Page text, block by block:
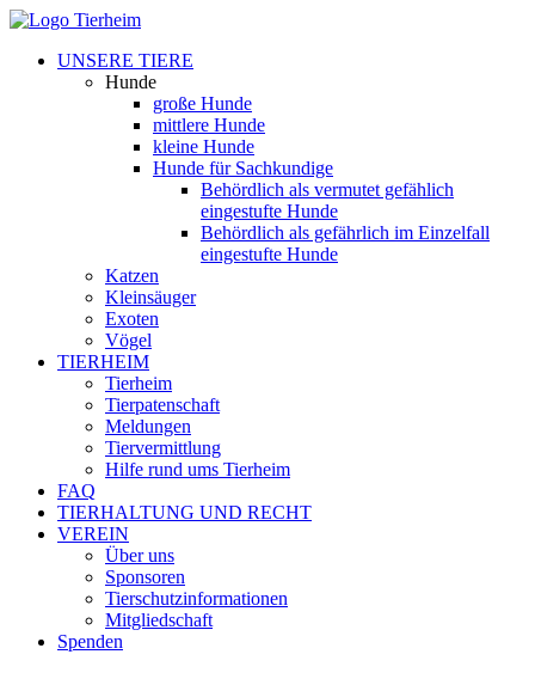
UNSERE TIERE
Hunde
große Hunde
mittlere Hunde
kleine Hunde
Hunde für Sachkundige
Behördlich als vermutet gefählich
eingestufte Hunde
Behördlich als gefährlich im Einzelfall
eingestufte Hunde
Katzen
Kleinsäuger
Exoten
Vögel
TIERHEIM
Tierheim
Tierpatenschaft
Meldungen
Tiervermittlung
Hilfe rund ums Tierheim
FAQ
TIERHALTUNG UND RECHT
VEREIN
Über uns
Sponsoren
Tierschutzinformationen
Mitgliedschaft
Spenden